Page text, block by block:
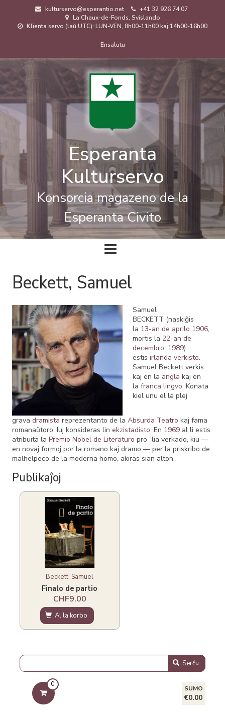
kulturservo@esperantio.net
+41 32 926 74 07
La Chaux-de-Fonds, Svislando
Klienta servo (laŭ UTC): LUN-VEN, 8h00-11h00 kaj 14h00-16h00
de
uzanto
Ensalutu
Esperanta
Kulturservo
Konsorcia magazeno de la
Esperanta Civito
Ĉefa
navigado
Beckett, Samuel
Samuel
BECKETT (naskiĝis
la 13-an de aprilo 1906,
mortis la 22-an de
decembro, 1989)
estis irlanda verkisto.
Samuel Beckett verkis
kaj en la angla kaj en
la franca lingvo. Konata
kiel unu el la plej
grava dramista reprezentanto de la Absurda Teatro kaj fama
romanaŭtoro. Iuj konsideras lin ekzistadisto. En 1969al li estis
atribuita la Premio Nobel de Literaturo pro “lia verkado, kiu —
en novaj formoj por la romano kaj dramo — per la priskribo de
malhelpeco de la moderna homo, akiras sian alton”.
Publikaĵoj
Beckett, Samuel
Finalo de partio
CHF9.00
Al la korbo
Serĉu
0
SUMO
€0.00